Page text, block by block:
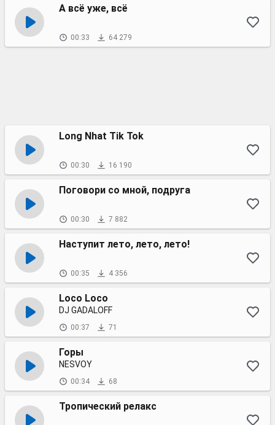
А всё уже, всё
00:33 64 279
Long Nhat Tik Tok
00:30 16 190
Поговори со мной, подруга
00:30 7 882
Наступит лето, лето, лето!
00:35 4 356
Loco Loco
DJ GADALOFF
00:37 71
Горы
NESVOY
00:34 68
Тропический релакс